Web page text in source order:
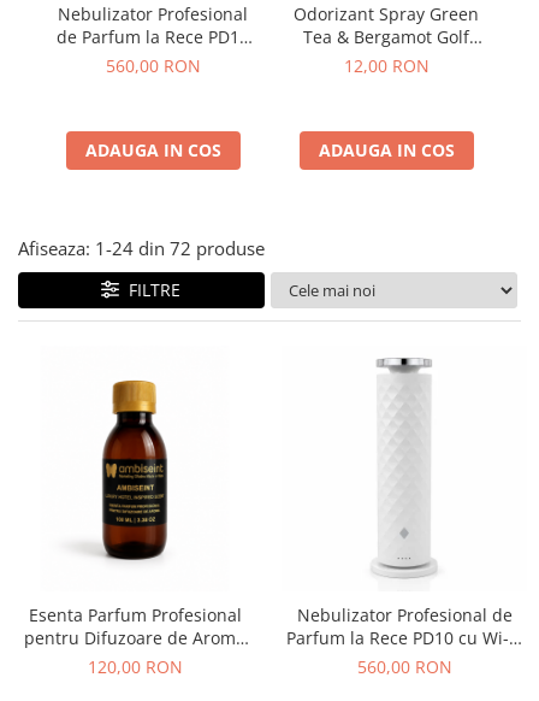
Sare de baie
Servetele Umede
Nebulizator Profesional
de Parfum la Rece PD10
cu Wi-Fi si Lumina
560,00 RON
ADAUGA IN COS
Odorizant Spray Green
Tea & Bergamot Golf
Cosmetics 400 ml
12,00 RON
ADAUGA IN COS
Afiseaza: 1-24 din 72 produse
FILTRE
Esenta Parfum Profesional
pentru Difuzoare de Aroma
MANHATTAN Ambiseint 100
120,00 RON
Nebulizator Profesional de
Parfum la Rece PD10 cu Wi-Fi
si Lumina Ambientala 120 ml,
560,00 RON